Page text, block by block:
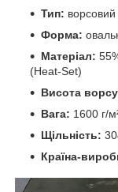
Тип:
Форма:
Матеріал:
(Heat‑Set)
Висота
Вага: 1600 г/
Щільність:
Країна-